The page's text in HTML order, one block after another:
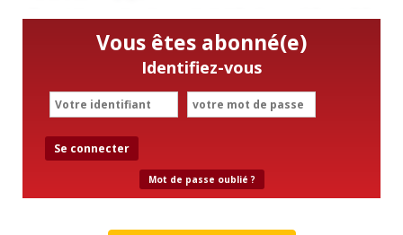
Vous êtes abonné(e)
Identifiez-vous
Se connecter
Mot de passe oublié ?